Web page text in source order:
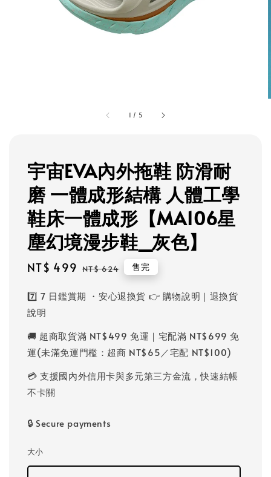
1 / 5
宇宙EVA內外拖鞋 防滑耐
磨 一體成形結構 人體工學
鞋床一體成形【MA106星
塵幻境漫步鞋_灰色】
Sale
NT$ 499 Regular
NT$ 624 售完
7️⃣ 7 日鑑賞期 ・安心退換貨 👉 購物說明｜退換貨
說明
🚚 超商取貨滿 NT$499 免運｜宅配滿 NT$699 免
運(未滿免運門檻：超商 NT$65／宅配 NT$100)
💳 支援國內外信用卡與多元第三方金流，快速結帳
不卡關
🔒 Secure payments
大小